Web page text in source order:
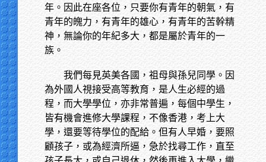
年。因此在座各位，只要你有青年的朝氣，有
青年的魄力，有青年的雄心，有青年的苦幹精
神，無論你的年紀多大，都是屬於青年的一
族。
我們每見英美各國，祖母與孫兒同學。因
為外國人視接受高等教育，是人生必經的過
程，而大學學位，亦非常普遍，每個中學生，
皆有機會進修大學課程，不像香港，考上大
學，還要等待學位的配給。但有人早婚，要照
顧孩子，或為經濟所逼，急於找尋工作，直至